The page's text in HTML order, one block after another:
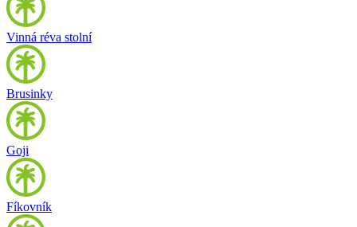
Vinná réva stolní
Brusinky
Goji
Fíkovník